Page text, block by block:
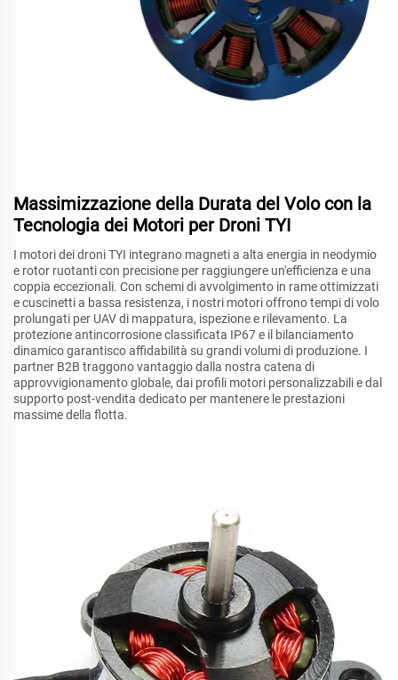
Massimizzazione della Durata del Volo con la
Tecnologia dei Motori per Droni TYI
I motori dei droni TYI integrano magneti a alta energia in neodymio
e rotor ruotanti con precisione per raggiungere un'efficienza e una
coppia eccezionali. Con schemi di avvolgimento in rame ottimizzati
e cuscinetti a bassa resistenza, i nostri motori offrono tempi di volo
prolungati per UAV di mappatura, ispezione e rilevamento. La
protezione antincorrosione classificata IP67 e il bilanciamento
dinamico garantisco affidabilità su grandi volumi di produzione. I
partner B2B traggono vantaggio dalla nostra catena di
approvvigionamento globale, dai profili motori personalizzabili e dal
supporto post-vendita dedicato per mantenere le prestazioni
massime della flotta.